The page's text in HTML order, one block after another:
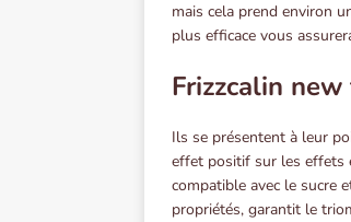
mais cela prend environ
plus efficace vous
Frizzcalin
Ils se présentent à leur
effet positif sur les effets
compatible avec le sucre
propriétés, garantit le